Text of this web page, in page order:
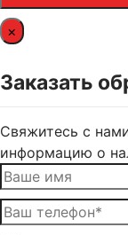
×
Заказать
Свяжитесь с
информацию о